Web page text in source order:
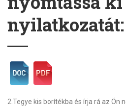
nyilatkozatát:
2. Tegye kis borítékba és írja rá az Ön